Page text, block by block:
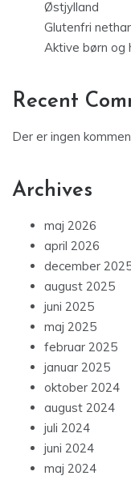
Østjylland
Glutenfri
Aktive børn og
Recent
Der er ingen
Archives
maj 2026
april 2026
december
august 2025
juni 2025
maj 2025
februar 2025
januar 2025
oktober 2024
august 2024
juli 2024
juni 2024
maj 2024